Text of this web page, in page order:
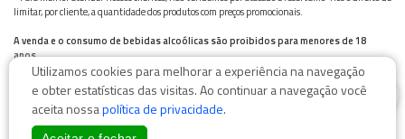
limitar, por cliente, a quantidade dos produtos com preços promocionais.
A venda e o consumo de bebidas alcoólicas são proibidos para menores de 18
anos.
Bebida alcoólica pode causar dependência química e, em excesso, provoca graves males à saúde.
Beba com moderação
Utilizamos cookies para melhorar a experiência na navegação
e obter estatísticas das visitas. Ao continuar a navegação você
aceita nossapolítica de privacidade.